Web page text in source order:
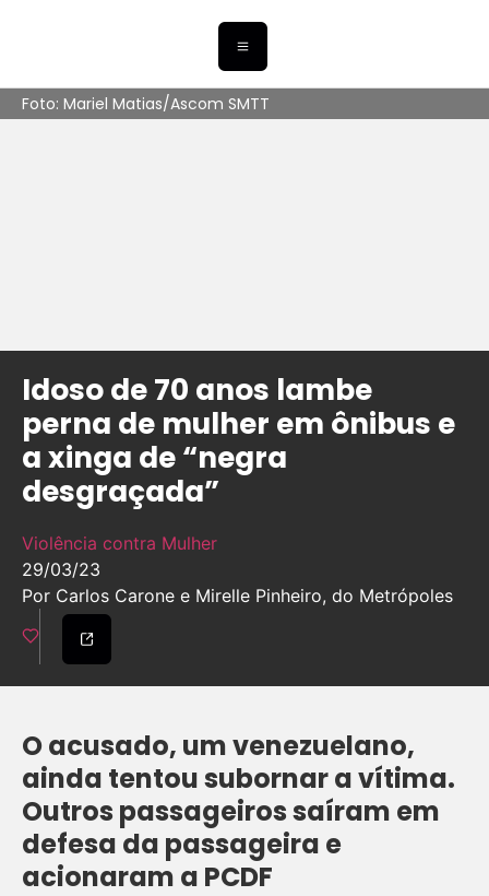
Foto: Mariel Matias/Ascom SMTT
Idoso de 70 anos lambe
perna de mulher em ônibus e
a xinga de “negra
desgraçada”
Violência contra Mulher
29/03/23
Por Carlos Carone e Mirelle Pinheiro, do Metrópoles
O acusado, um venezuelano,
ainda tentou subornar a vítima.
Outros passageiros saíram em
defesa da passageira e
acionaram a PCDF